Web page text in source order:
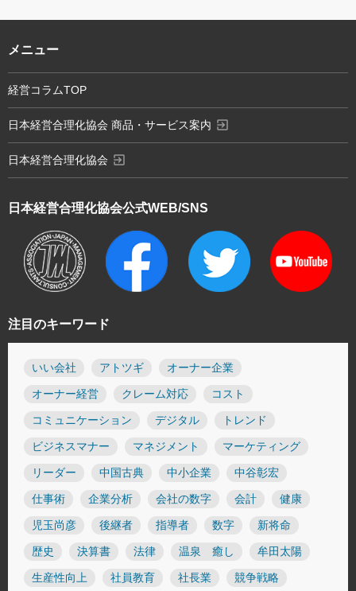
注目のキーワード
いい会社 アトツギ オーナー企業
オーナー経営 クレーム対応 コスト
コミュニケーション デジタル トレンド
ビジネスマナー マネジメント マーケティング
リーダー 中国古典 中小企業 中谷彰宏
仕事術 企業分析 会社の数字 会計 健康
児玉尚彦 後継者 指導者 数字 新将命
歴史 決算書 法律 温泉 癒し 牟田太陽
生産性向上 社員教育 社長業 競争戦略
日本経営合理化協会公式WEB/SNS
メニュー
経営コラムTOP
日本経営合理化協会 商品・サービス案内 exit_to_app
日本経営合理化協会 exit_to_app